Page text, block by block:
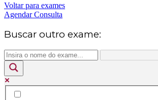
Voltar para exames
Agendar Consulta
Buscar outro exame: